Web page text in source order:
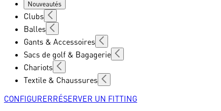
Nouveautés
Clubs
Balles
Gants & Accessoires
Sacs de golf & Bagagerie
Chariots
Textile & Chaussures
CONFIGURERRÉSERVER UN FITTING